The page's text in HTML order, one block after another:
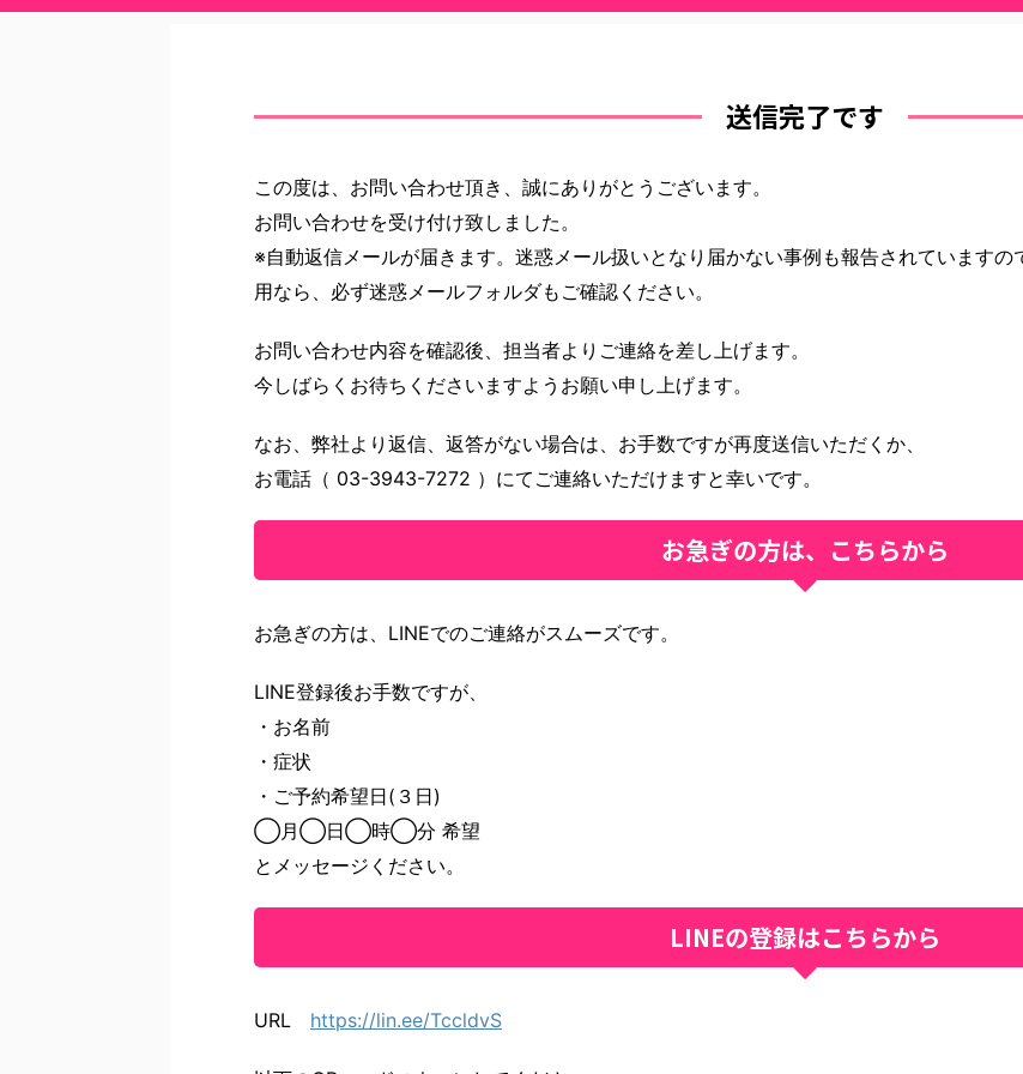
送信完了です
この度は、お問い合わせ頂き、誠にありがとうございます。
お問い合わせを受け付け致しました。
※自動返信メールが届きます。迷惑メール扱いとなり届かない事例も報告されています
用なら、必ず迷惑メールフォルダもご確認ください。
お問い合わせ内容を確認後、担当者よりご連絡を差し上げます。
今しばらくお待ちくださいますようお願い申し上げます。
なお、弊社より返信、返答がない場合は、お手数ですが再度送信いただくか、
お電話（ 03-3943-7272 ）にてご連絡いただけますと幸いです。
お急ぎの方は、こちらから
お急ぎの方は、LINEでのご連絡がスムーズです。
LINE登録後お手数ですが、
・お名前
・症状
・ご予約希望日(３日)
◯月◯日◯時◯分 希望
とメッセージください。
LINEの登録はこちらから
URL https://lin.ee/TccldvS